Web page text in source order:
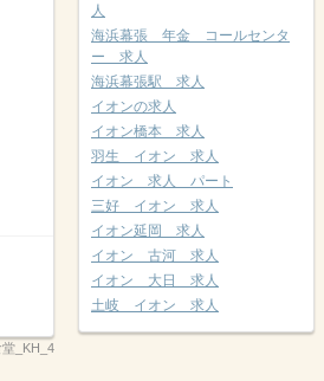
_KH_4
人
海浜幕張 年金 コールセンタ
ー 求人
海浜幕張駅 求人
イオンの求人
イオン橋本 求人
羽生 イオン 求人
イオン 求人 パート
三好 イオン 求人
イオン延岡 求人
イオン 古河 求人
イオン 大日 求人
土岐 イオン 求人